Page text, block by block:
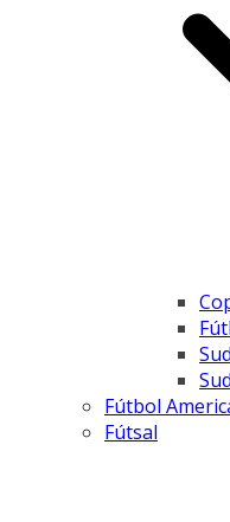
Fútbol
Fútsal